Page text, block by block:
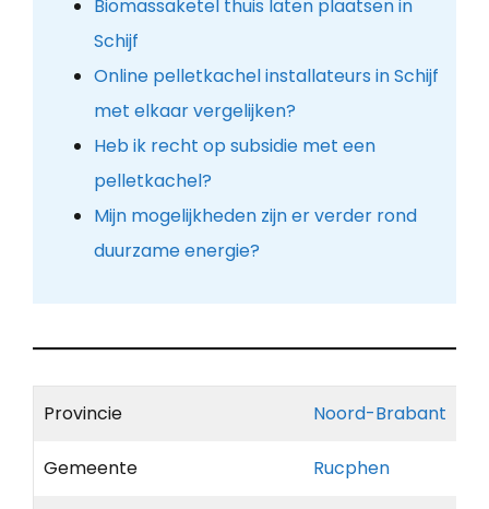
Biomassaketel thuis laten plaatsen in
Schijf
Online pelletkachel installateurs in Schijf
met elkaar vergelijken?
Heb ik recht op subsidie met een
pelletkachel?
Mijn mogelijkheden zijn er verder rond
duurzame energie?
Provincie Noord-Brabant
Gemeente Rucphen